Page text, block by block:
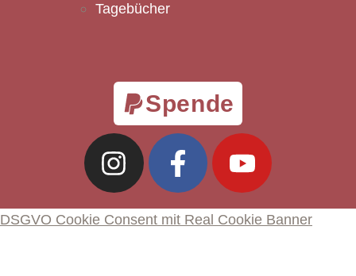
Tagebücher
Spende
DSGVO Cookie Consent mit Real Cookie Banner